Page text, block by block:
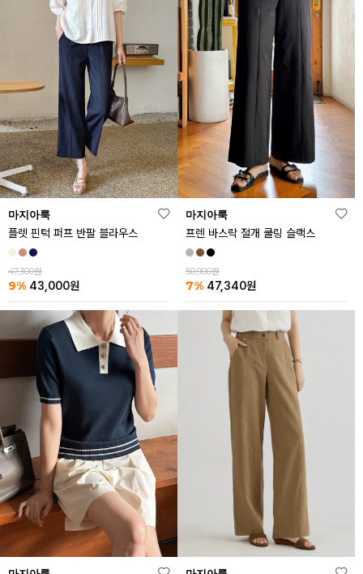
마지아룩
플렛 핀턱 퍼프 반팔 블라우스
47,300원
9% 43,000원
마지아룩
프렌 바스락 절개 쿨링 슬랙스
50,900원
7% 47,340원